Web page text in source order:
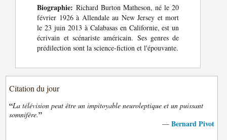
Biographie: Richard Burton Matheson, né le 20
février 1926 à Allendale au New Jersey et mort
le 23 juin 2013 à Calabasas en Californie, est un
écrivain et scénariste américain. Ses genres de
prédilection sont la science-fiction et l'épouvante.
Citation du jour
“La télévision peut être un impitoyable neuroleptique et un puissant
somnifère.”
— Bernard Pivot